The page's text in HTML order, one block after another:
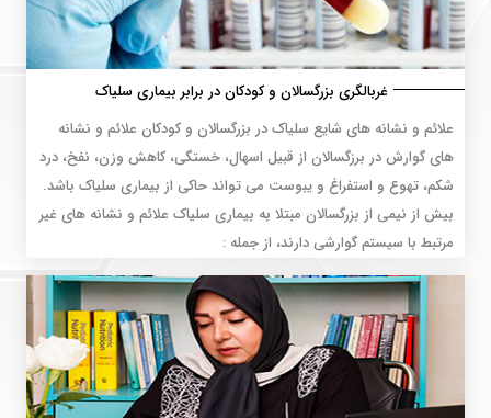
غربالگری بزرگسالان و کودکان در برابر بیماری سلیاک
علائم و نشانه های شایع سلیاک در بزرگسالان و کودکان علائم و نشانه
های گوارش در برزگسالان از قبیل اسهال، خستگی، کاهش وزن، نفخ، درد
شکم، تهوع و استفراغ و یبوست می تواند حاکی از بیماری سلیاک باشد.
بیش از نیمی از بزرگسالان مبتلا به بیماری سلیاک علائم و نشانه های غیر
مرتبط با سیستم گوارشی دارند، از جمله :